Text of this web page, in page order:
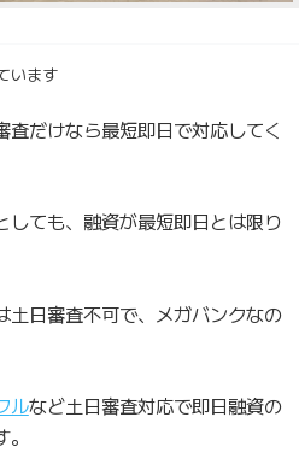
います
査だけなら最短即日で対応してく
しても、融資が最短即日とは限り
土日審査不可で、メガバンクなの
ルなど土日審査対応で即日融資の